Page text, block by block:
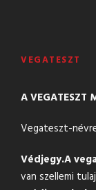
VEGATESZT
A VEGATESZT
Vegateszt-
Védjegy.A
van szellemi